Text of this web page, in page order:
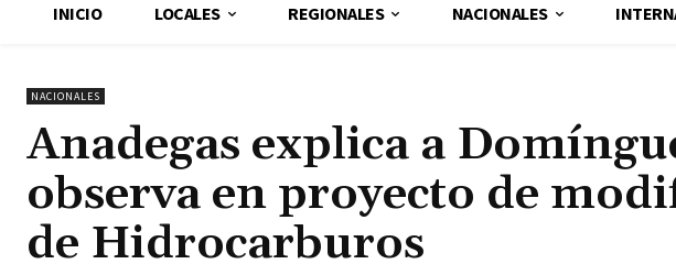
INICIO LOCALES REGIONALES NACIONALES
NACIONALES
Anadegas explica a
observa en proyecto de
de Hidrocarburos